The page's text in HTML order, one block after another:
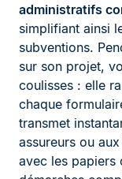
administratifs
simplifiant ainsi
subventions.
sur son projet,
coulisses : elle
chaque
transmet
assureurs ou
avec les papiers